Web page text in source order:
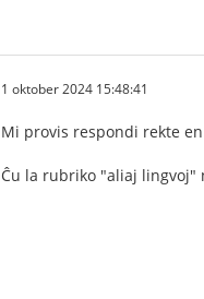
1 oktober 2024 15:48:41
Mi provis respondi rekte
Ĉu la rubriko "aliaj lingvoj"